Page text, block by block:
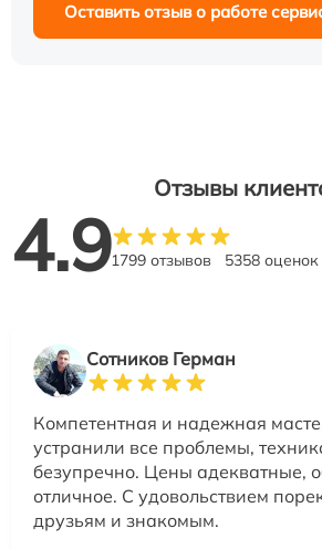
Оставить отзыв о работе
Отзывы
4.91799 отзывов 5358 оценок
Сотников Герман
Компетентная и надежная
устранили все проблемы,
безупречно. Цены адекватные,
отличное. С удовольствием
друзьям и знакомым.